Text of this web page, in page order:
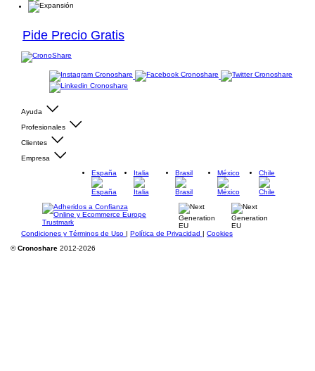
Pide Precio Gratis
Ayuda
Profesionales
Clientes
Empresa
España
Italia Brasil México Chile
Condiciones y Términos de Uso | Política de Privacidad | Cookies
©Cronoshare 2012-2026